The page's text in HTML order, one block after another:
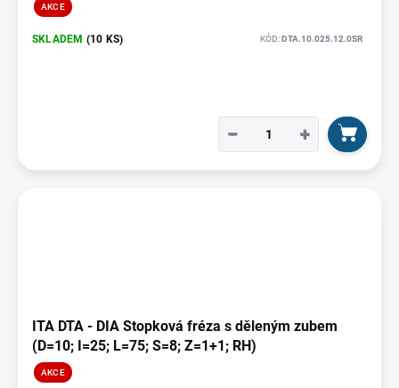
AKCE
SKLADEM (10 KS) KÓD:DTA.10.025.12.0SR
+
−
ITA DTA - DIA Stopková fréza s děleným zubem
(D=10; I=25; L=75; S=8; Z=1+1; RH)
AKCE